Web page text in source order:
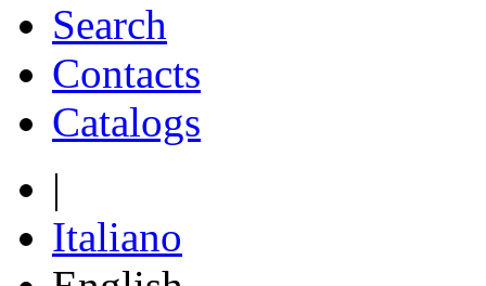
Search
Contacts
Catalogs
|
Italiano